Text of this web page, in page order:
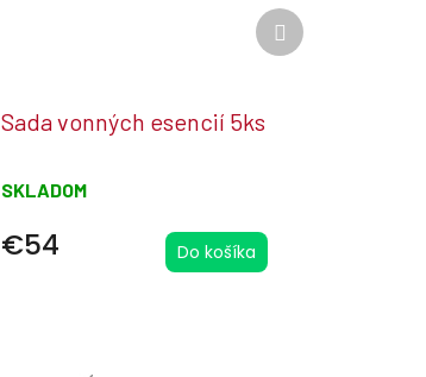
Sada vonných esencií 5ks
SKLADOM
€54 Do košíka
Ďalší
produkt